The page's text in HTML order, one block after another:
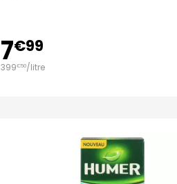
7€99
399€50/litre